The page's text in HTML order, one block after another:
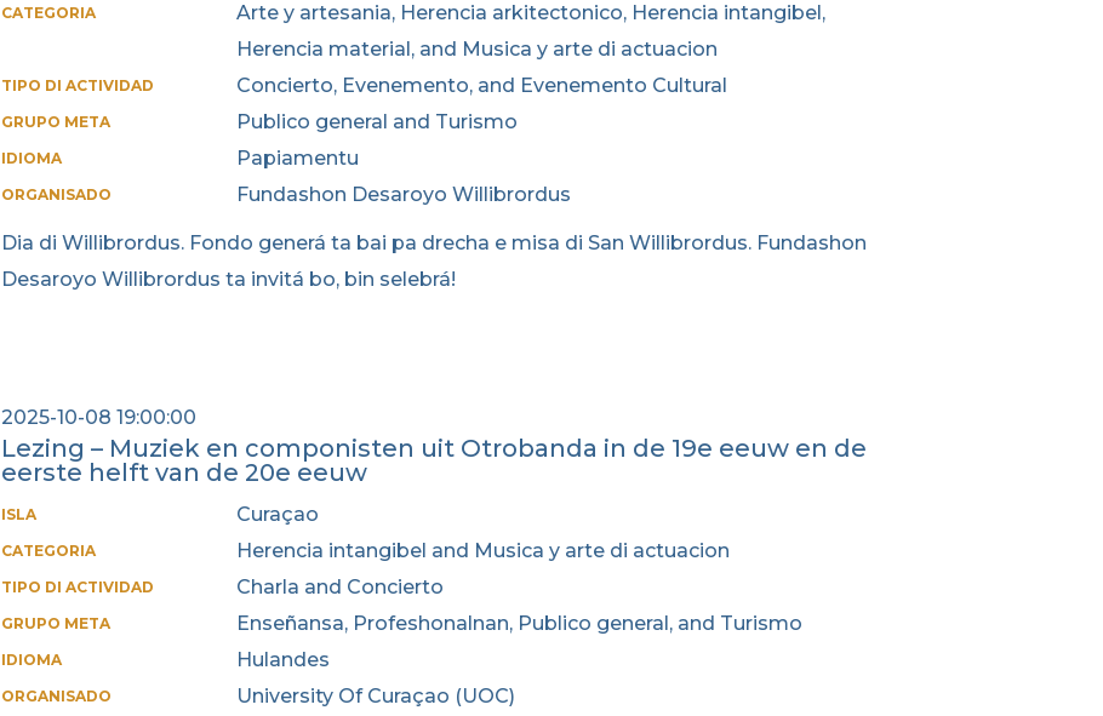
CATEGORIA
Arte y artesania, Herencia arkitectonico, Herencia intangibel,
Herencia material, and Musica y arte di actuacion
TIPO DI ACTIVIDAD Concierto, Evenemento, and Evenemento Cultural
GRUPO META Publico general and Turismo
IDIOMA Papiamentu
ORGANISADO Fundashon Desaroyo Willibrordus
Dia di Willibrordus. Fondo generá ta bai pa drecha e misa di San Willibrordus. Fundashon
Desaroyo Willibrordus ta invitá bo, bin selebrá!
2025-10-08 19:00:00
Lezing – Muziek en componisten uit Otrobanda in de 19e eeuw en de
eerste helft van de 20e eeuw
ISLA Curaçao
CATEGORIA Herencia intangibel and Musica y arte di actuacion
TIPO DI ACTIVIDAD Charla and Concierto
GRUPO META Enseñansa, Profeshonalnan, Publico general, and Turismo
IDIOMA Hulandes
ORGANISADO University Of Curaçao (UOC)